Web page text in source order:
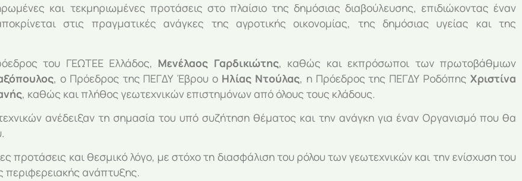
και τεκμηριωμένες προτάσεις στο πλαίσιο της δημόσιας διαβούλευσης, επιδιώκοντας έναν
στις πραγματικές ανάγκες της αγροτικής οικονομίας, της δημόσιας υγείας και της
του ΓΕΩΤΕΕ Ελλάδος, Μενέλαος Γαρδικιώτης, καθώς και εκπρόσωποι των πρωτοβάθμιων
, ο Πρόεδρος της ΠΕΓΔΥ Έβρου ο Ηλίας Ντούλας, η Πρόεδρος της ΠΕΓΔΥ ΡοδόπηςΧριστίνα
, καθώς και πλήθος γεωτεχνικών επιστημόνων από όλους τους κλάδους.
ανέδειξαν τη σημασία του υπό συζήτηση θέματος και την ανάγκη για έναν Οργανισμό που θα
προτάσεις και θεσμικό λόγο, με στόχο τη διασφάλιση του ρόλου των γεωτεχνικών και την ενίσχυση του
περιφερειακής ανάπτυξης.